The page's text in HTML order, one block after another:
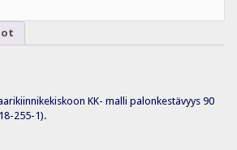
KK- malli palonkestävyys 90
255-1).